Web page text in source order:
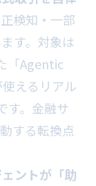
検知・一部
す。対象は
「Agentic
えるリアル
す。金融サ
する転換点
ントが「助